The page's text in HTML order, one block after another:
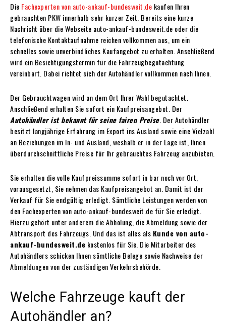
Die Fachexperten von auto-ankauf-bundesweit.de kaufen Ihren
gebrauchten PKW innerhalb sehr kurzer Zeit. Bereits eine kurze
Nachricht über die Webseite auto-ankauf-bundesweit.de oder die
telefonische Kontaktaufnahme reichen vollkommen aus, um ein
schnelles sowie unverbindliches Kaufangebot zu erhalten. Anschließend
wird ein Besichtigungstermin für die Fahrzeugbegutachtung
vereinbart. Dabei richtet sich der Autohändler vollkommen nach Ihnen.
Der Gebrauchtwagen wird an dem Ort Ihrer Wahl begutachtet.
Anschließend erhalten Sie sofort ein Kaufpreisangebot. Der
Autohändler ist bekannt für seine fairen Preise. Der Autohändler
besitzt langjährige Erfahrung im Export ins Ausland sowie eine Vielzahl
an Beziehungen im In- und Ausland, weshalb er in der Lage ist, Ihnen
überdurchschnittliche Preise für Ihr gebrauchtes Fahrzeug anzubieten.
Sie erhalten die volle Kaufpreissumme sofort in bar noch vor Ort,
vorausgesetzt, Sie nehmen das Kaufpreisangebot an. Damit ist der
Verkauf für Sie endgültig erledigt. Sämtliche Leistungen werden von
den Fachexperten von auto-ankauf-bundesweit.de für Sie erledigt.
Hierzu gehört unter anderem die Abholung, die Abmeldung sowie der
Abtransport des Fahrzeugs. Und das ist alles als Kunde von auto-
ankauf-bundesweit.de kostenlos für Sie. Die Mitarbeiter des
Autohändlers schicken Ihnen sämtliche Belege sowie Nachweise der
Abmeldungen von der zuständigen Verkehrsbehörde.
Welche Fahrzeuge kauft der
Autohändler an?